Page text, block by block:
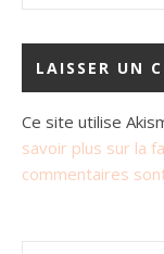
Ce site utilise
savoir plus sur la
commentaires